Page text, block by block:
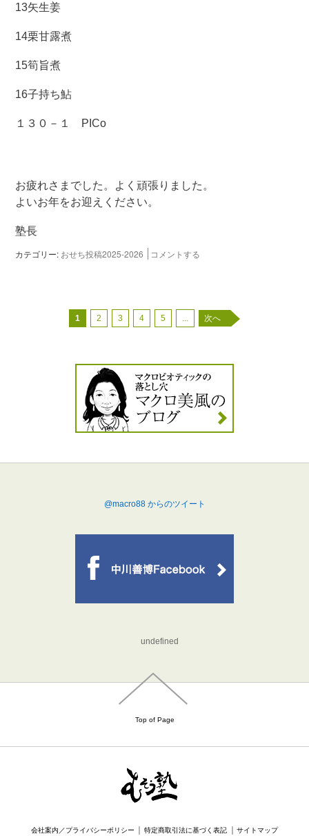
13矢生姜
14栗甘露煮
15筍旨煮
16子持ち鮎
１３０－１ PICo
お疲れさまでした。よく頑張りました。
よいお年をお迎えください。
塾長
カテゴリー: おせち投稿2025-2026 コメントする
1 2 3 4 5 次へ
@macro88 からのツイート
undefined
Top of Page
会社案内／プライバシーポリシー 特定商取引法に基づく表記 ｜サイトマップ